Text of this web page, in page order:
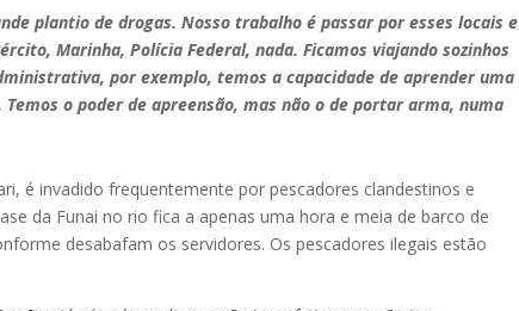
plantio de drogas. Nosso trabalho é passar por esses locais e
Marinha, Polícia Federal, nada. Ficamos viajando sozinhos
por exemplo, temos a capacidade de aprender uma
o poder de apreensão, mas não o de portar arma, numa
é invadido frequentemente por pescadores clandestinos e
da Funai no rio fica a apenas uma hora e meia de barco de
desabafam os servidores. Os pescadores ilegais estão